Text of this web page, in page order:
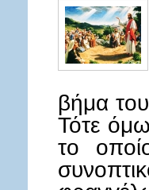
βήμα
Τότε
το